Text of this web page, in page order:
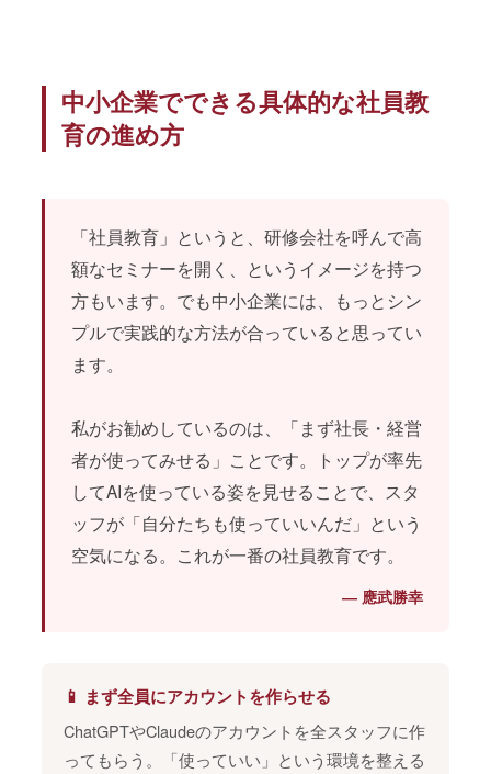
中小企業でできる具体的な社員教
育の進め方
「社員教育」というと、研修会社を呼んで高
額なセミナーを開く、というイメージを持つ
方もいます。でも中小企業には、もっとシン
プルで実践的な方法が合っていると思ってい
ます。
私がお勧めしているのは、「まず社長・経営
者が使ってみせる」ことです。トップが率先
してAIを使っている姿を見せることで、スタ
ッフが「自分たちも使っていいんだ」という
空気になる。これが一番の社員教育です。
― 應武勝幸
📱 まず全員にアカウントを作らせる
ChatGPTやClaudeのアカウントを全スタッフに作
ってもらう。「使っていい」という環境を整える